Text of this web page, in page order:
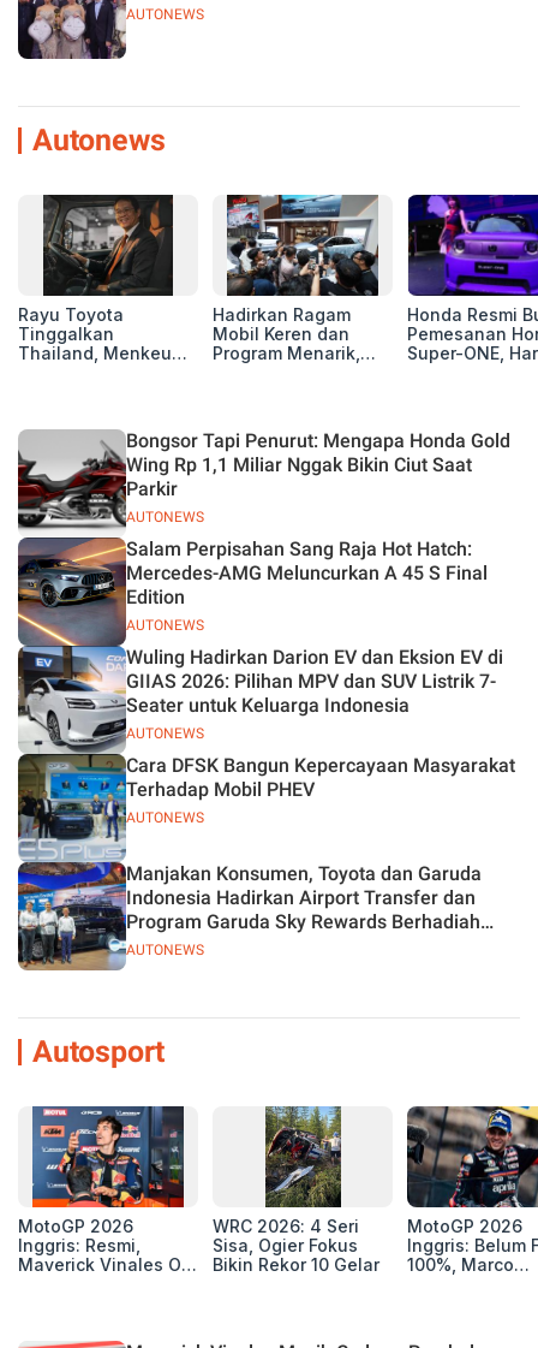
AUTONEWS
Autonews
Rayu Toyota
Tinggalkan
Thailand, Menkeu
Basis Produksi
ASEAN
Hadirkan Ragam
Mobil Keren dan
Program Menarik,
Honda Resmi
Pemesanan
Super-ONE,
AUTONEWS
Bongsor Tapi Penurut: Mengapa Honda Gold
Wing Rp 1,1 Miliar Nggak Bikin Ciut Saat
Parkir
AUTONEWS
Salam Perpisahan Sang Raja Hot Hatch:
Mercedes-AMG Meluncurkan A 45 S Final
Edition
AUTONEWS
Wuling Hadirkan Darion EV dan Eksion EV di
GIIAS 2026: Pilihan MPV dan SUV Listrik 7-
Seater untuk Keluarga Indonesia
AUTONEWS
Cara DFSK Bangun Kepercayaan Masyarakat
Terhadap Mobil PHEV
AUTONEWS
Manjakan Konsumen, Toyota dan Garuda
Indonesia Hadirkan Airport Transfer dan
Program Garuda Sky Rewards Berhadiah
Hybrid EV
Autosport
MotoGP 2026
Inggris: Resmi,
Maverick Vinales Out
Selanjutnya Belum
WRC 2026: 4 Seri
Sisa, Ogier Fokus
Bikin Rekor 10 Gelar
MotoGP 2026
Inggris: Belum
100%, Marco
GP